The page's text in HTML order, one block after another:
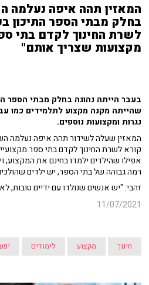
המאזין תהה איפה נעלמה
בחלק מבתי הספר התיכון
לשרת החינוך לקדם בתי
מקצועות שצריך אותם"
בעבר הייתה נהוגה בחלק מבתי הספר
שהייתה מקנה מקצוע לתלמידים כמו
נגרות ומקצועות נוספים.
המאזין שעלה לשידור תהה איפה נעלמה
קורא לשרת החינוך לקדם בתי ספר
אפילו שהילדים ילמדו בחינם את
רמה גבוהה של בתי הספר, יש ילדים
זהבי: "יש אנשים שנולדו עם ידיים טובות,
11/07/2021
חינוך מקצוע לימודים